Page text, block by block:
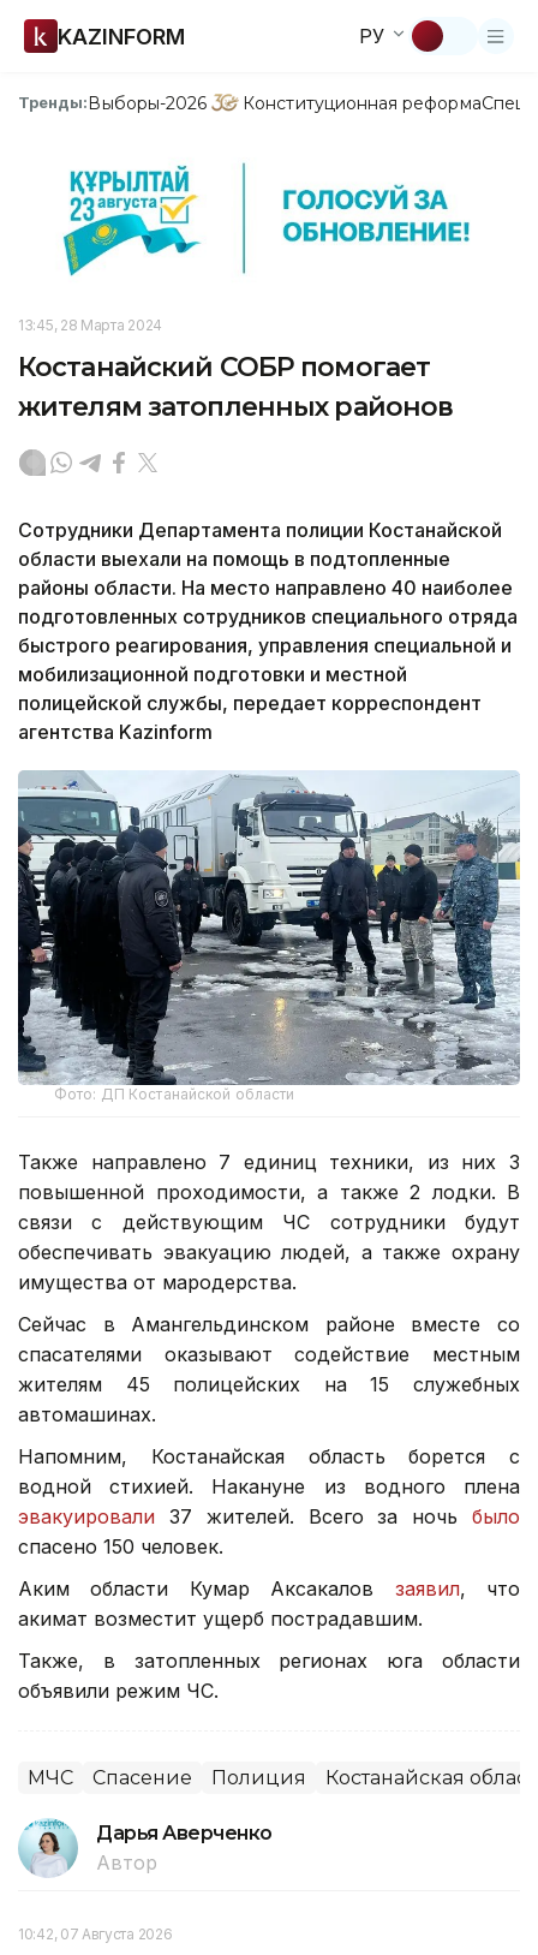
KAZINFORM РУ
Тренды:Выборы-2026 Конституционная реформа
13:45, 28 Марта 2024
Костанайский СОБР помогает
жителям затопленных районов
Сотрудники Департамента полиции Костанайской
области выехали на помощь в подтопленные
районы области. На место направлено 40 наиболее
подготовленных сотрудников специального отряда
быстрого реагирования, управления специальной и
мобилизационной подготовки и местной
полицейской службы, передает корреспондент
агентства Kazinform
Фото: ДП Костанайской области
Также направлено 7 единиц техники, из них 3
повышенной проходимости, а также 2 лодки. В
связи с действующим ЧС сотрудники будут
обеспечивать эвакуацию людей, а также охрану
имущества от мародерства.
Сейчас в Амангельдинском районе вместе со
спасателями оказывают содействие местным
жителям 45 полицейских на 15 служебных
автомашинах.
Напомним, Костанайская область борется с
водной стихией. Накануне из водного плена
эвакуировали 37 жителей. Всего за ночь было
спасено 150 человек.
Аким области Кумар Аксакалов заявил, что
акимат возместит ущерб пострадавшим.
Также, в затопленных регионах юга области
объявили режим ЧС.
МЧС Спасение Полиция Костанайская
Дарья Аверченко
Автор
10:42, 07 Августа 2026